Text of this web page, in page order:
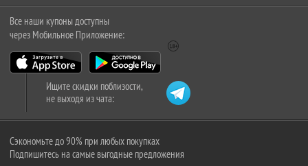
Все наши купоны доступны
через Мобильное Приложение:
Ищите скидки поблизости,
не выходя из чата:
Сэкономьте до 90% при любых покупках
Подпишитесь на самые выгодные предложения